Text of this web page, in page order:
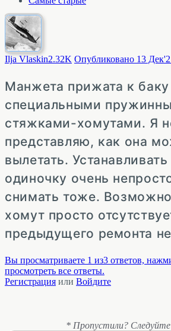
Ilja Vlaskin2.32K Опубликовано 13
Манжета прижата к
специальными
стяжками-хомутами. Я
представляю, как она
вылетать.
одиночку очень
снимать тоже.
хомут просто
предыдущего ремонта
Вы просматриваете 1 из3 ответов,
просмотреть все ответы.
Регистрация или Войдите
* Пропустили?